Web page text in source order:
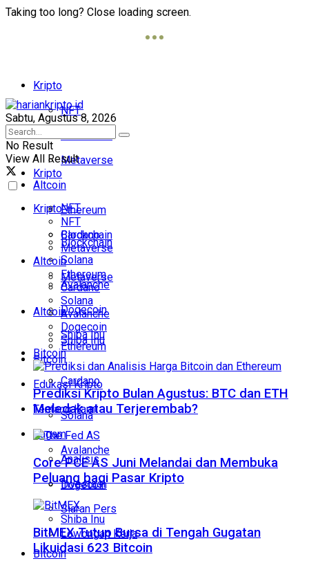
Taking too long? Close loading screen.
Kripto
NFT
Blockchain
Metaverse
Altcoin
Ethereum
Cardano
Solana
Avalanche
Dogecoin
Shiba Inu
Bitcoin
Edukasi Kripto
Tentang Kami
Ragam
Analisis
Investasi
Siaran Pers
Lowongan Kerja
Sabtu, Agustus 8, 2026
No Result
View All Result
Kripto
NFT
Blockchain
Metaverse
Altcoin
Ethereum
Cardano
Solana
Avalanche
Dogecoin
Shiba Inu
Bitcoin
Kripto
NFT
Blockchain
Metaverse
Altcoin
Ethereum
Cardano
Solana
Avalanche
Dogecoin
Shiba Inu
Bitcoin
Prediksi Kripto Bulan Agustus: BTC dan ETH
Meledak atau Terjerembab?
Core PCE AS Juni Melandai dan Membuka
Peluang bagi Pasar Kripto
BitMEX Tutup Bursa di Tengah Gugatan
Likuidasi 623 Bitcoin